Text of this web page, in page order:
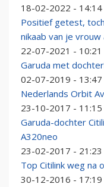
18-02-2022 - 14:14
Positief getest,
nikaab van je vrouw
22-07-2021 - 10:21
Garuda met
02-07-2019 - 13:47
Nederlands Orbit
23-10-2017 - 11:15
Garuda-dochter
A320neo
23-02-2017 - 21:23
Top Citilink weg na
30-12-2016 - 17:19